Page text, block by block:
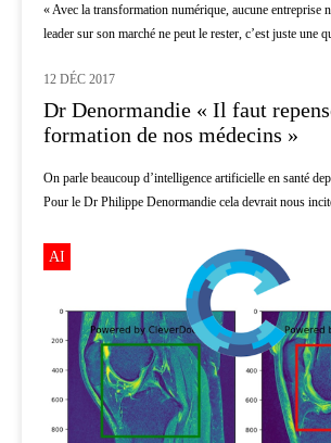
« Avec la transformation numérique, aucune entreprise
leader sur son marché ne peut le rester, c’est juste une
AI
12 DÉC 2017
Dr Denormandie « Il faut
formation de nos médecins »
On parle beaucoup d’intelligence artificielle en santé
Pour le Dr Philippe Denormandie cela devrait nous
AI